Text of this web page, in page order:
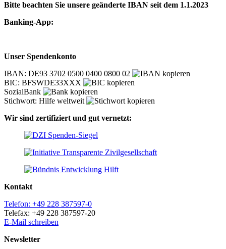
Bitte beachten Sie unsere geänderte IBAN seit dem 1.1.2023
Banking-App:
Unser Spendenkonto
IBAN: DE93 3702 0500 0400 0800 02
BIC: BFSWDE33XXX
SozialBank
Stichwort: Hilfe weltweit
Wir sind zertifiziert und gut vernetzt:
Kontakt
Telefon: +49 228 387597-0
Telefax: +49 228 387597-20
E-Mail schreiben
Newsletter